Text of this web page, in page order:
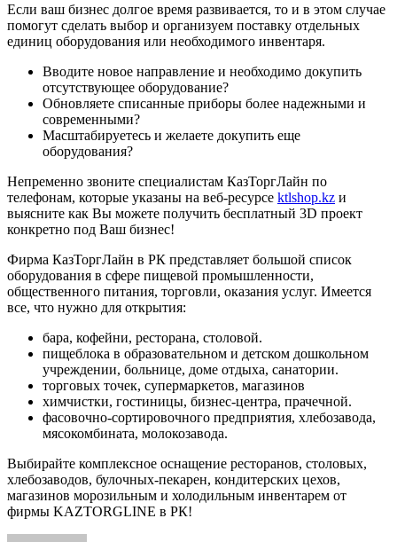
Если ваш бизнес долгое время развивается, то и в этом случае
помогут сделать выбор и организуем поставку отдельных
единиц оборудования или необходимого инвентаря.
Вводите новое направление и необходимо докупить
отсутствующее оборудование?
Обновляете списанные приборы более надежными и
современными?
Масштабируетесь и желаете докупить еще
оборудования?
Непременно звоните специалистам КазТоргЛайн по
телефонам, которые указаны на веб-ресурсе ktlshop.kz и
выясните как Вы можете получить бесплатный 3D проект
конкретно под Ваш бизнес!
Фирма КазТоргЛайн в РК представляет большой список
оборудования в сфере пищевой промышленности,
общественного питания, торговли, оказания услуг. Имеется
все, что нужно для открытия:
бара, кофейни, ресторана, столовой.
пищеблока в образовательном и детском дошкольном
учреждении, больнице, доме отдыха, санатории.
торговых точек, супермаркетов, магазинов
химчистки, гостиницы, бизнес-центра, прачечной.
фасовочно-сортировочного предприятия, хлебозавода,
мясокомбината, молокозавода.
Выбирайте комплексное оснащение ресторанов, столовых,
хлебозаводов, булочных-пекарен, кондитерских цехов,
магазинов морозильным и холодильным инвентарем от
фирмы KAZTORGLINE в РК!